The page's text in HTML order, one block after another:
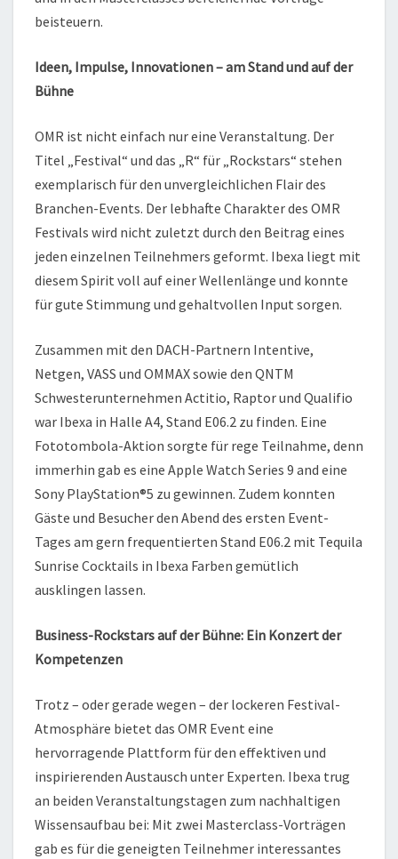
beisteuern.
Ideen, Impulse, Innovationen – am Stand und auf der
Bühne
OMR ist nicht einfach nur eine Veranstaltung. Der
Titel „Festival“ und das „R“ für „Rockstars“ stehen
exemplarisch für den unvergleichlichen Flair des
Branchen-Events. Der lebhafte Charakter des OMR
Festivals wird nicht zuletzt durch den Beitrag eines
jeden einzelnen Teilnehmers geformt. Ibexa liegt mit
diesem Spirit voll auf einer Wellenlänge und konnte
für gute Stimmung und gehaltvollen Input sorgen.
Zusammen mit den DACH-Partnern Intentive,
Netgen, VASS und OMMAX sowie den QNTM
Schwesterunternehmen Actitio, Raptor und Qualifio
war Ibexa in Halle A4, Stand E06.2 zu finden. Eine
Fototombola-Aktion sorgte für rege Teilnahme, denn
immerhin gab es eine Apple Watch Series 9 and eine
Sony PlayStation®5 zu gewinnen. Zudem konnten
Gäste und Besucher den Abend des ersten Event-
Tages am gern frequentierten Stand E06.2 mit Tequila
Sunrise Cocktails in Ibexa Farben gemütlich
ausklingen lassen.
Business-Rockstars auf der Bühne: Ein Konzert der
Kompetenzen
Trotz – oder gerade wegen – der lockeren Festival-
Atmosphäre bietet das OMR Event eine
hervorragende Plattform für den effektiven und
inspirierenden Austausch unter Experten. Ibexa trug
an beiden Veranstaltungstagen zum nachhaltigen
Wissensaufbau bei: Mit zwei Masterclass-Vorträgen
gab es für die geneigten Teilnehmer interessantes